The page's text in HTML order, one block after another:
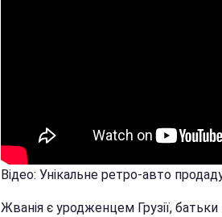
Відео: Унікальне ретро-авто
Жванія є уродженцем Грузії, батьки